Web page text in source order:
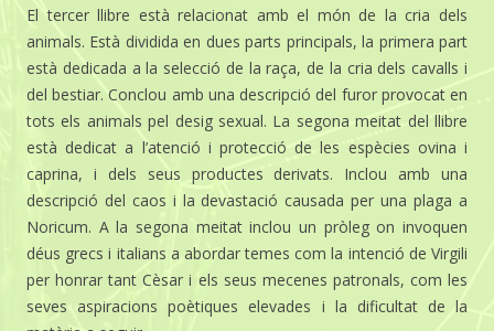
El tercer llibre està relacionat amb el món de la cria dels
animals. Està dividida en dues parts principals, la primera part
està dedicada a la selecció de la raça, de la cria dels cavalls i
del bestiar. Conclou amb una descripció del furor provocat en
tots els animals pel desig sexual. La segona meitat del llibre
està dedicat a l’atenció i protecció de les espècies ovina i
caprina, i dels seus productes derivats. Inclou amb una
descripció del caos i la devastació causada per una plaga a
Noricum. A la segona meitat inclou un pròleg on invoquen
déus grecs i italians a abordar temes com la intenció de Virgili
per honrar tant Cèsar i els seus mecenes patronals, com les
seves aspiracions poètiques elevades i la dificultat de la